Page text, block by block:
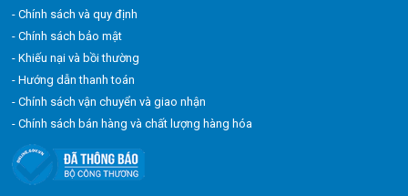
- Chính sách và quy định
- Chính sách bảo mật
- Khiếu nại và bồi thường
- Hướng dẫn thanh toán
- Chính sách vận chuyển và giao nhận
- Chính sách bán hàng và chất lượng hàng hóa